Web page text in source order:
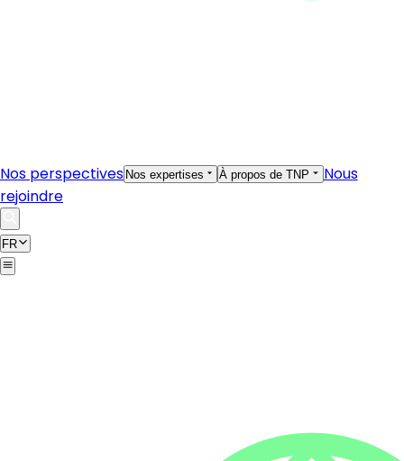
Nos perspectives Nos expertises À propos de TNP
Nous
rejoindre
FR